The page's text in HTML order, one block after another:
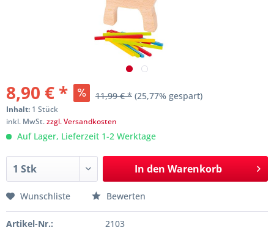
8,90 € * 11,99 € * (25,77% gespart)
Inhalt: 1 Stück
inkl. MwSt.zzgl. Versandkosten
Auf Lager, Lieferzeit 1-2 Werktage
In den Warenkorb
Wunschliste Bewerten
Artikel-Nr.:
2103